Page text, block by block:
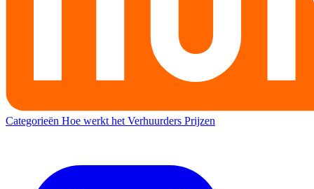
Categorieën Hoe werkt het Verhuurders Prijzen